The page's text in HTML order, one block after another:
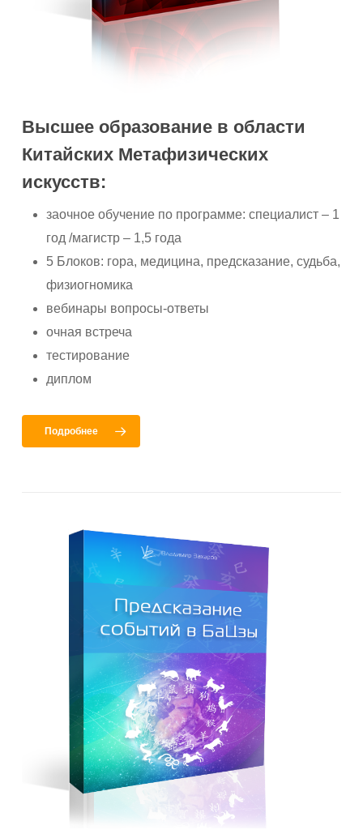
Высшее образование в области
Китайских Метафизических
искусств:
заочное обучение по программе: специалист – 1
год /магистр – 1,5 гoда
5 Блоков: гора, медицина, предсказание, судьба,
физиогномика
вебинары вопросы-ответы
очная встреча
тестирование
диплом
Подробнее